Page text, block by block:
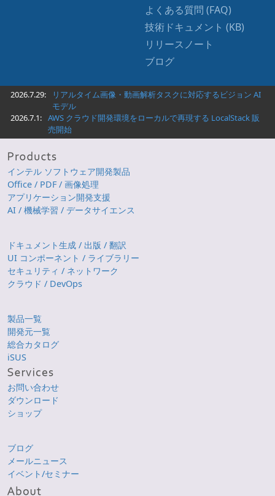
よくある質問 (FAQ)
技術ドキュメント (KB)
リリースノート
ブログ
2026.7.29:
リアルタイム画像・動画解析タスクに対応するビジョン AI
モデル
2026.7.1: AWS クラウド開発環境をローカルで再現する LocalStack 販
売開始
インテル ソフトウェア開発製品
Office / PDF / 画像処理
アプリケーション開発支援
AI / 機械学習 / データサイエンス
ドキュメント生成 / 出版 / 翻訳
UI コンポーネント / ライブラリー
セキュリティ / ネットワーク
クラウド / DevOps
製品一覧
開発元一覧
総合カタログ
iSUS
お問い合わせ
ダウンロード
ショップ
ブログ
メールニュース
イベント/セミナー